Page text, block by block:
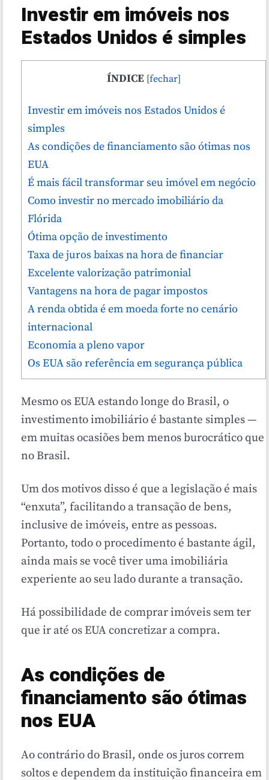
Investir em imóveis nos
Estados Unidos é simples
ÍNDICE [fechar]
Investir em imóveis nos Estados Unidos é
simples
As condições de financiamento são ótimas nos
EUA
É mais fácil transformar seu imóvel em negócio
Como investir no mercado imobiliário da
Flórida
Ótima opção de investimento
Taxa de juros baixas na hora de financiar
Excelente valorização patrimonial
Vantagens na hora de pagar impostos
A renda obtida é em moeda forte no cenário
internacional
Economia a pleno vapor
Os EUA são referência em segurança pública
Mesmo os EUA estando longe do Brasil, o
investimento imobiliário é bastante simples —
em muitas ocasiões bem menos burocrático que
no Brasil.
Um dos motivos disso é que a legislação é mais
“enxuta”, facilitando a transação de bens,
inclusive de imóveis, entre as pessoas.
Portanto, todo o procedimento é bastante ágil,
ainda mais se você tiver uma imobiliária
experiente ao seu lado durante a transação.
Há possibilidade de comprar imóveis sem ter
que ir até os EUA concretizar a compra.
As condições de
financiamento são ótimas
nos EUA
Ao contrário do Brasil, onde os juros correm
soltos e dependem da instituição financeira em